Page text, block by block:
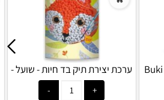
ערכת יצירת תיק בד חיות - שועל -
Avenir